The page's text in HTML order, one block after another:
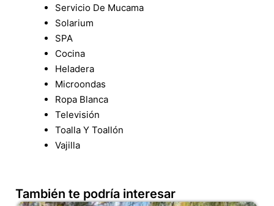
Servicio De Mucama
Solarium
SPA
Cocina
Heladera
Microondas
Ropa Blanca
Televisión
Toalla Y Toallón
Vajilla
También te podría interesar